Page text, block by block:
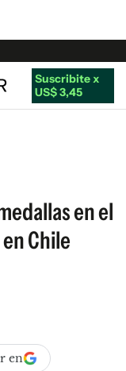
Suscribite x
US$ 3,45
en el
Chile
en